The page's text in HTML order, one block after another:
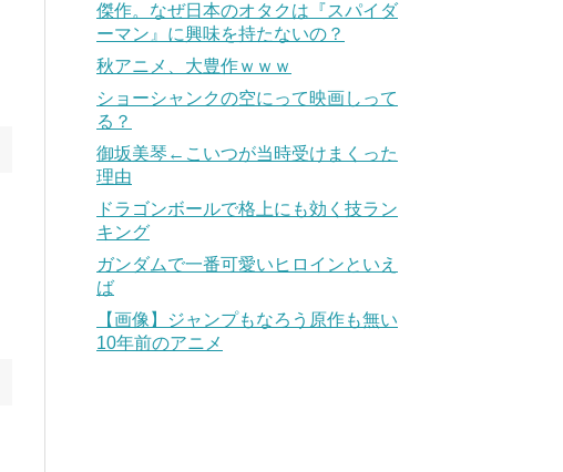
傑作。なぜ日本のオタクは『スパイダ
ーマン』に興味を持たないの？
秋アニメ、大豊作ｗｗｗ
ショーシャンクの空にって映画しって
る？
御坂美琴←こいつが当時受けまくった
理由
ドラゴンボールで格上にも効く技ラン
キング
ガンダムで一番可愛いヒロインといえ
ば
【画像】ジャンプもなろう原作も無い
10年前のアニメ